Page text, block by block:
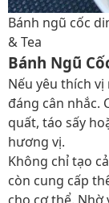
Bánh ngũ cốc
& Tea
Bánh Ngũ
Nếu yêu thích
đáng cân nhắc.
quất, táo sấy
hương vị.
Không chỉ tạo
còn cung cấp